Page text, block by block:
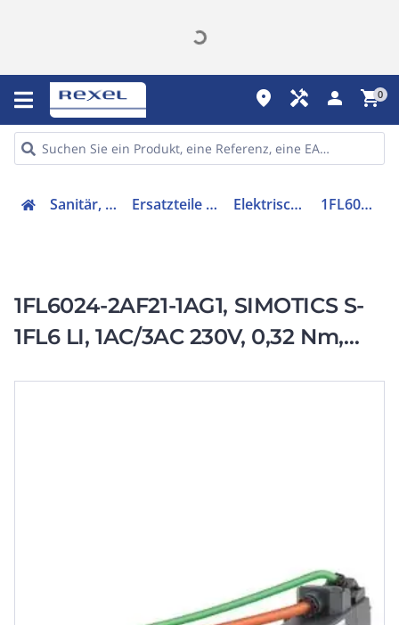
place handyman person shopping_cart0
Sanitär, Heizung, Klima Ersatzteile für Ausstattungen Elektrischer Servomotor 1FL60242AF211AG1
1FL6024-2AF21-1AG1, SIMOTICS S-
1FL6 LI, 1AC/3AC 230V, 0,32 Nm,